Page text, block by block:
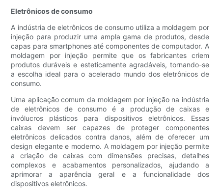
Eletrônicos de consumo
A indústria de eletrônicos de consumo utiliza a moldagem por
injeção para produzir uma ampla gama de produtos, desde
capas para smartphones até componentes de computador. A
moldagem por injeção permite que os fabricantes criem
produtos duráveis ​​e esteticamente agradáveis, tornando-se
a escolha ideal para o acelerado mundo dos eletrônicos de
consumo.
Uma aplicação comum da moldagem por injeção na indústria
de eletrônicos de consumo é a produção de caixas e
invólucros plásticos para dispositivos eletrônicos. Essas
caixas devem ser capazes de proteger componentes
eletrônicos delicados contra danos, além de oferecer um
design elegante e moderno. A moldagem por injeção permite
a criação de caixas com dimensões precisas, detalhes
complexos e acabamentos personalizados, ajudando a
aprimorar a aparência geral e a funcionalidade dos
dispositivos eletrônicos.